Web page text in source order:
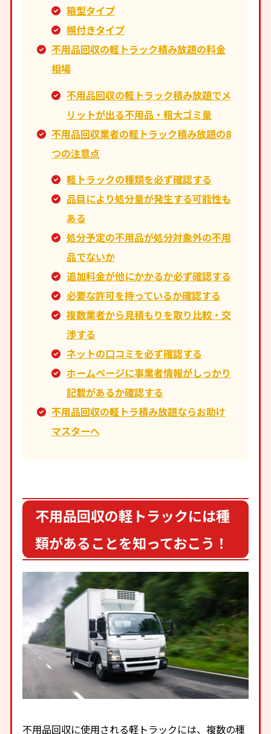
箱型タイプ
幌付きタイプ
不用品回収の軽トラック積み放題の料金
相場
不用品回収の軽トラック積み放題でメ
リットが出る不用品・粗大ゴミ量
不用品回収業者の軽トラック積み放題の8
つの注意点
軽トラックの種類を必ず確認する
品目により処分量が発生する可能性も
ある
処分予定の不用品が処分対象外の不用
品でないか
追加料金が他にかかるか必ず確認する
必要な許可を持っているか確認する
複数業者から見積もりを取り比較・交
渉する
ネットの口コミを必ず確認する
ホームページに事業者情報がしっかり
記載があるか確認する
不用品回収の軽トラ積み放題ならお助け
マスターへ
不用品回収の軽トラックには種
類があることを知っておこう！
不用品回収に使用される軽トラックには、複数の種